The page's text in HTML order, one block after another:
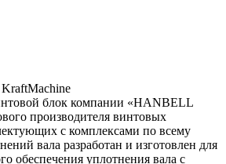
блок компании «HANBELL
производителя винтовых
с комплексами по всему
вала разработан и изготовлен для
обеспечения уплотнения вала с